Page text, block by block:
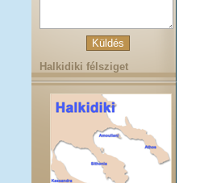
Halkidiki félsziget